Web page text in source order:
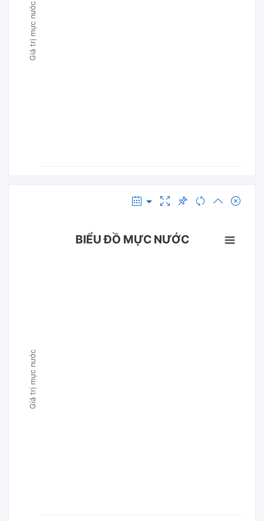
Giá trị mực nước
Giá trị mực nước
BIỂU ĐỒ MỰC NƯỚC